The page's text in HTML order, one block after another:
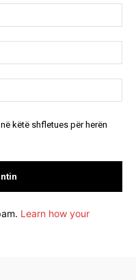
këtë shfletues për herën
Learn how your